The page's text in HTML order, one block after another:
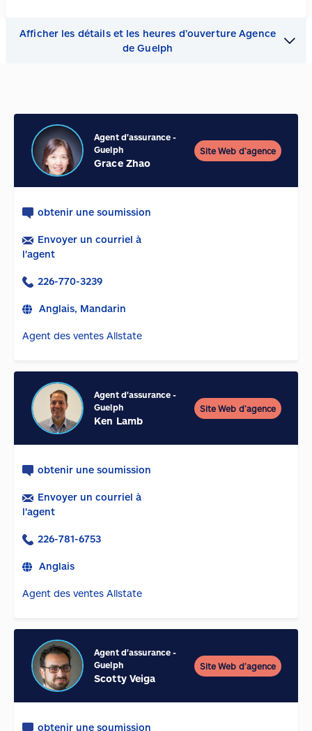
Afficher les détails et les heures d’ouverture Agence
de Guelph
Agent d'assurance -
Guelph
Grace Zhao
Site Web d’agence
obtenir une soumission
Envoyer un courriel à
l'agent
226-770-3239
Anglais, Mandarin
Agent des ventes Allstate
Agent d'assurance -
Guelph
Ken Lamb
Site Web d’agence
obtenir une soumission
Envoyer un courriel à
l'agent
226-781-6753
Anglais
Agent des ventes Allstate
Agent d'assurance -
Guelph
Scotty Veiga
Site Web d’agence
obtenir une soumission